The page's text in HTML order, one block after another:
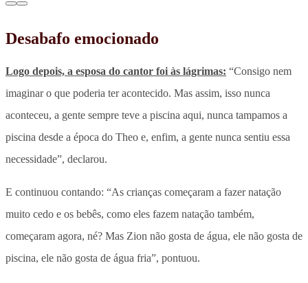
Desabafo emocionado
Logo depois, a esposa do cantor foi às lágrimas: “Consigo nem
imaginar o que poderia ter acontecido. Mas assim, isso nunca
aconteceu, a gente sempre teve a piscina aqui, nunca tampamos a
piscina desde a época do Theo e, enfim, a gente nunca sentiu essa
necessidade”, declarou.
E continuou contando: “As crianças começaram a fazer natação
muito cedo e os bebês, como eles fazem natação também,
começaram agora, né? Mas Zion não gosta de água, ele não gosta de
piscina, ele não gosta de água fria”, pontuou.